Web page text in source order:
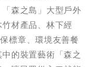
森之島」大型戶外
材產品、林下經
標章、環境友善餐
的裝置藝術「森之